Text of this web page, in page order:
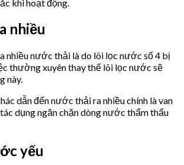
khi hoạt động.
nhiều
nhiều nước thải là do lõi lọc nước số 4 bị
thường xuyên thay thế lõi lọc nước sẽ
này.
dẫn đến nước thải ra nhiều chính là van
dụng ngăn chặn dòng nước thẩm thấu
yếu